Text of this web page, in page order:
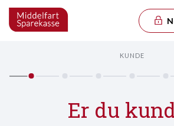
KUNDE
Er du